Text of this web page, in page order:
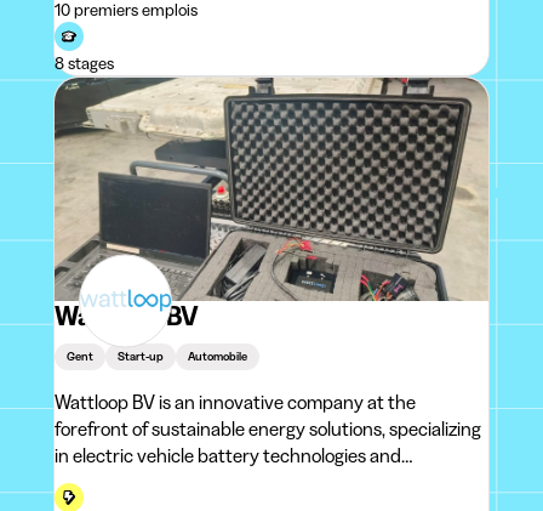
world.The Ghe
10 premiers emplois
8 stages
Wattloop BV
Gent Start-up Automobile
Wattloop BV is an innovative company at the
forefront of sustainable energy solutions, specializing
in electric vehicle battery technologies and
renewable energy systems.